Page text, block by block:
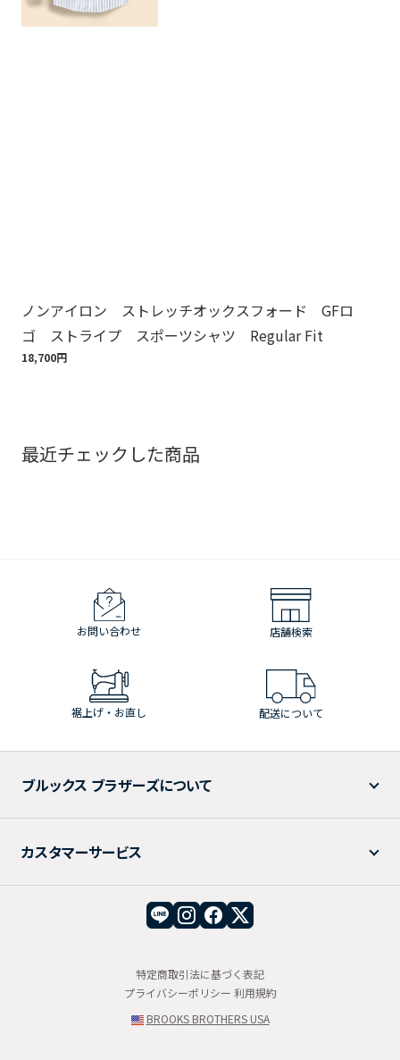
ノンアイロン ストレッチオックスフォード GFロ
ゴ ストライプ スポーツシャツ Regular Fit
18,700円
最近チェックした商品
お問い合わせ 店舗検索
裾上げ・お直し 配送について
ブルックス ブラザーズについて
カスタマーサービス
特定商取引法に基づく表記
プライバシーポリシー 利用規約
BROOKS BROTHERS USA